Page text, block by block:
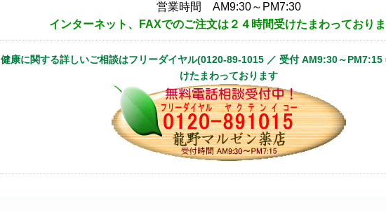
営業時間 AM9:30～PM7:30
インターネット、FAXでのご注文は２４時間受けたまわっており
健康に関する詳しいご相談はフリーダイヤル(0120-89-1015 ／ 受付 AM9:30～PM7:15
けたまわっております